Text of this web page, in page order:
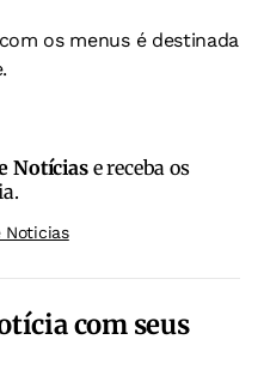
os menus é destinada
Notíciase receba os
Noticias
com seus